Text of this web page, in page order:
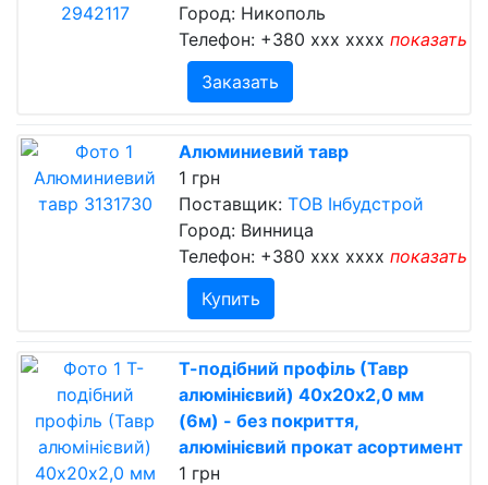
Город: Никополь
Телефон: +380 xxx xxxx показать
Заказать
Алюминиевий тавр
1 грн
Поставщик: ТОВ Інбудстрой
Город: Винница
Телефон: +380 xxx xxxx показать
Купить
Т-подібний профіль (Тавр
алюмінієвий) 40х20х2,0 мм
(6м) - без покриття,
алюмінієвий прокат асортимент
1 грн